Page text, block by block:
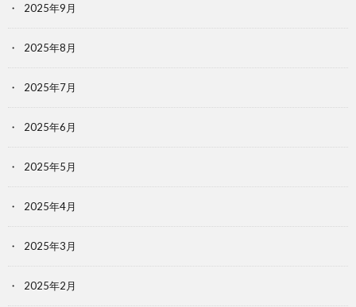
2025年9月
2025年8月
2025年7月
2025年6月
2025年5月
2025年4月
2025年3月
2025年2月